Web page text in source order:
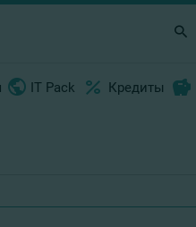
IT Pack Кредиты